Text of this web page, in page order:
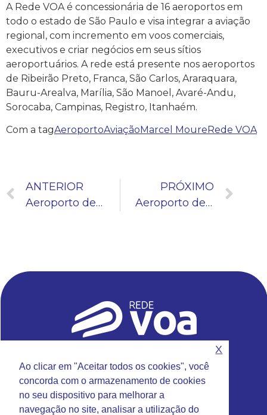
A Rede VOA é concessionária de 16 aeroportos em
todo o estado de São Paulo e visa integrar a aviação
regional, com incremento em voos comerciais,
executivos e criar negócios em seus sítios
aeroportuários. A rede está presente nos aeroportos
de Ribeirão Preto, Franca, São Carlos, Araraquara,
Bauru-Arealva, Marília, São Manoel, Avaré-Andu,
Sorocaba, Campinas, Registro, Itanhaém.
Com a tagAeroportoAviaçãoMarcel MoureRede VOA
ANTERIOR
Aeroporto de Sorocaba se prepara para internacionalização e chegada do posto de emissão de passaportes
PRÓXIMO
Aeroporto de Araraquara oficializa chegada dos voos comerciais diários da Azul
Rua Emilio Antonon, 777 – Jundiaí – SP
Fone: (11) 4585-9740
Email:contato@redevoa.com.br
Ao clicar em "Aceitar todos os cookies", você
concorda com o armazenamento de cookies
no seu dispositivo para melhorar a
navegação no site, analisar a utilização do
X